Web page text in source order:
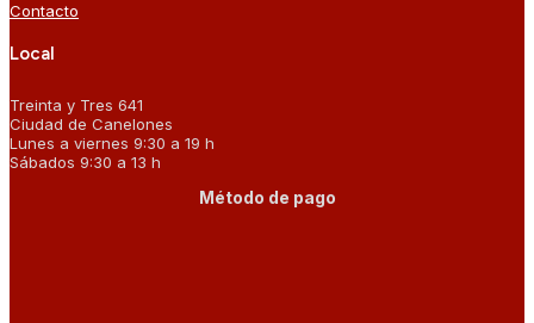
Contacto
Local
Treinta y Tres 641
Ciudad de Canelones
Lunes a viernes 9:30 a 19 h
Sábados 9:30 a 13 h
Método de pago